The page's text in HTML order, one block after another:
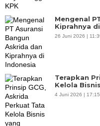
Mengenal
Kiprahnya
26 Juni 2026 |
Terapkan
Kelola
4 Juni 2026 | 17:15